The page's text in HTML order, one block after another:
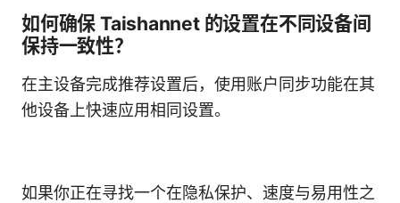
如何确保 Taishannet 的设置在不同设备间
保持一致性？
在主设备完成推荐设置后，使用账户同步功能在其
他设备上快速应用相同设置。
如果你正在寻找一个在隐私保护、速度与易用性之